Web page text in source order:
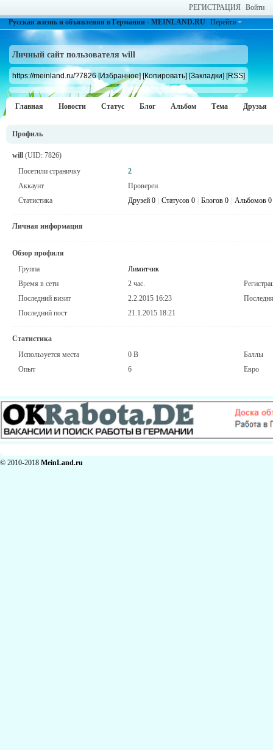
РЕГИСТРАЦИЯ Войти
Русская жизнь и объявления в Германии - MEINLAND.RU Перейти
Личный сайт пользователя will
https://meinland.ru/?7826 [Избранное] [Копировать] [Закладки] [RSS]
Главная Новости Статус Блог Альбом Тема Друзья
Профиль
will (UID: 7826)
Посетили страничку
2
Аккаунт
Проверен
Статистика
Друзей 0 Статусов 0 Блогов 0 Альбомов 0
Личная информация
Обзор профиля
Группа
Лимитчик
Время в сети
2 час.
Последний визит
2.2.2015 16:23
Последний пост
21.1.2015 18:21
Статистика
Используется места
0 B
Баллы
Опыт
6 Евро
© 2010-2018 MeinLand.ru